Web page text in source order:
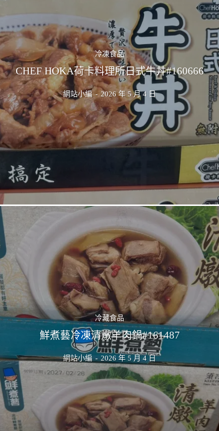
冷凍食品
CHEF HOKA荷卡料理所日式牛丼#160666
網站小編 - 2026 年 5 月 4 日
冷藏食品
鮮煮藝冷凍清燉羊肉鍋#161487
網站小編 - 2026 年 5 月 4 日